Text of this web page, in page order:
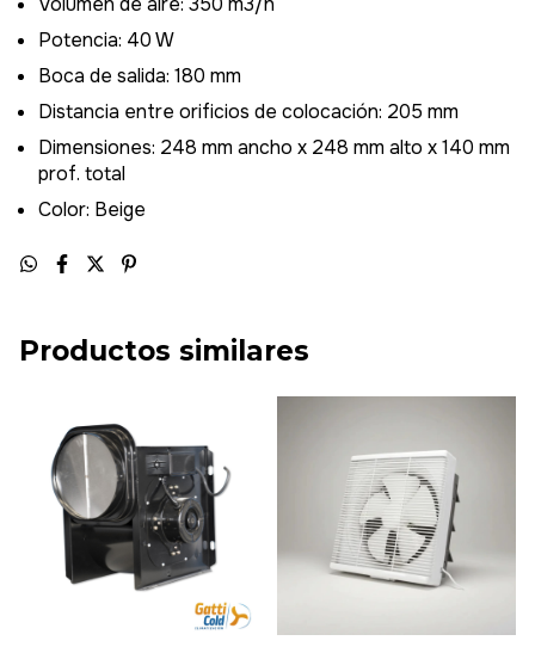
Potencia: 40 W
Boca de salida: 180 mm
Distancia entre orificios de colocación: 205 mm
Dimensiones: 248 mm ancho x 248 mm alto x 140 mm
prof. total
Color: Beige
Productos similares